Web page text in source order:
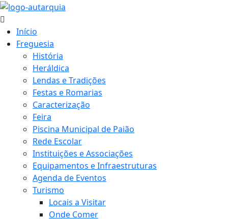
Início
Freguesia
História
Heráldica
Lendas e Tradições
Festas e Romarias
Caracterização
Feira
Piscina Municipal de Paião
Rede Escolar
Instituições e Associações
Equipamentos e Infraestruturas
Agenda de Eventos
Turismo
Locais a Visitar
Onde Comer